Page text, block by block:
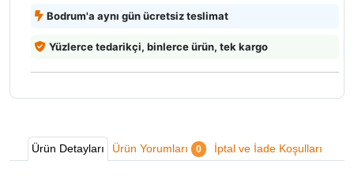
Bodrum'a aynı gün ücretsiz teslimat
Yüzlerce tedarikçi, binlerce ürün, tek kargo
Ürün Detayları Ürün Yorumları 0 İptal ve İade Koşulları